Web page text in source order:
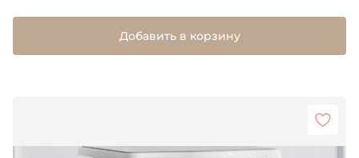
Добавить в корзину